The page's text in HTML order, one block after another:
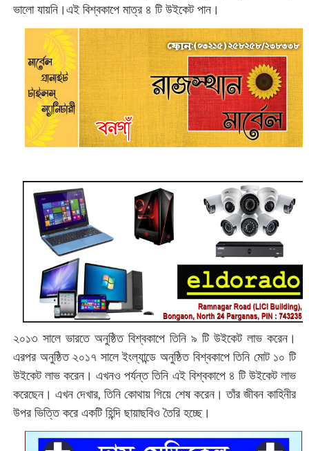
ভালো যায়নি।এই বিশ্বকাপে মাত্র ৪ টি উইকেট পান।
২০১৩ সালে ভারতে অনুষ্ঠিত বিশ্বকাপে তিনি ৯ টি উইকেট লাভ করেন।
এরপর অনুষ্ঠিত ২০১৭ সালে ইংল্যান্ডে অনুষ্ঠিত বিশ্বকাপে তিনি মোট ১০ টি
উইকেট লাভ করেন। এখনও পর্যন্ত তিনি এই বিশ্বকাপে ৪ টি উইকেট লাভ
করেছেন। এখন দেখার, তিনি কোথায় গিয়ে শেষ করেন। তাঁর জীবন কাহিনীর
উপর ভিত্তি করে একটি হিন্দি ছায়াছবিও তৈরি হচ্ছে।